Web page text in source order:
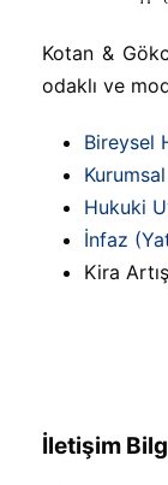
Kotan &
odaklı ve
Bireysel
Hukuki
İnfaz
Kira
İletişim